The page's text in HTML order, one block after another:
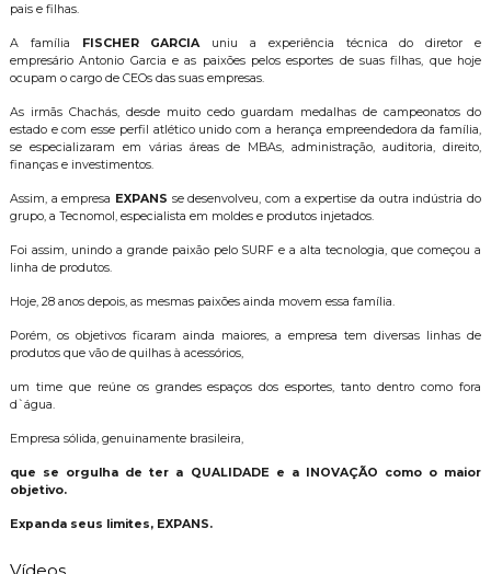
pais e filhas.
A família FISCHER GARCIAuniu a experiência técnica do diretor e
empresário Antonio Garcia e as paixões pelos esportes de suas filhas, que hoje
ocupam o cargo de CEOs das suas empresas.
As irmãs Chachás, desde muito cedo guardam medalhas de campeonatos do
estado e com esse perfil atlético unido com a herança empreendedora da família,
se especializaram em várias áreas de MBAs, administração, auditoria, direito,
finanças e investimentos.
Assim, a empresa EXPANS se desenvolveu, com a expertise da outra indústria do
grupo, a Tecnomol, especialista em moldes e produtos injetados.
Foi assim, unindo a grande paixão pelo SURF e a alta tecnologia, que começou a
linha de produtos.
Hoje, 28 anos depois, as mesmas paixões ainda movem essa família.
Porém, os objetivos ficaram ainda maiores, a empresa tem diversas linhas de
produtos que vão de quilhas à acessórios,
um time que reúne os grandes espaços dos esportes, tanto dentro como fora
d`água.
Empresa sólida, genuinamente brasileira,
que se orgulha de ter a QUALIDADEe a INOVAÇÃO como o maior
objetivo.
Expanda seus limites, EXPANS.